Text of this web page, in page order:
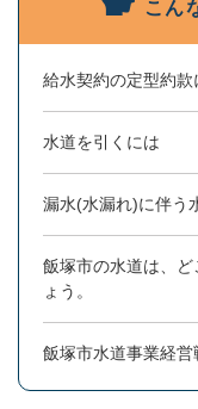
こん
給水契約の定型約款
水道を引くには
漏水(水漏れ)に伴う
飯塚市の水道は、
ょう。
飯塚市水道事業経営